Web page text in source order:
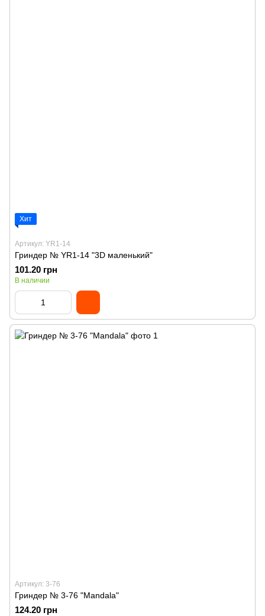
Хит
Артикул: YR1-14
Гриндер № YR1-14 "3D маленький"
101.20 грн
В наличии
Артикул: 3-76
Гриндер № 3-76 "Mandala"
124.20 грн